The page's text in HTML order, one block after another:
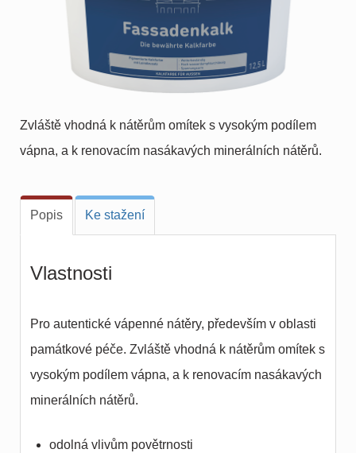
Zvláště vhodná k nátěrům omítek s vysokým podílem
vápna, a k renovacím nasákavých minerálních nátěrů.
Popis Ke stažení
Vlastnosti
Pro autentické vápenné nátěry, především v oblasti
památkové péče. Zvláště vhodná k nátěrům omítek s
vysokým podílem vápna, a k renovacím nasákavých
minerálních nátěrů.
odolná vlivům povětrnosti